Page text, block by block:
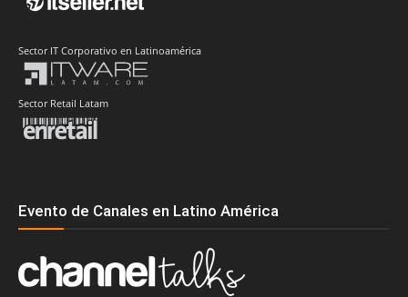
Sector IT Corporativo en Latinoamérica
Sector Retail Latam
Evento de Canales en Latino América